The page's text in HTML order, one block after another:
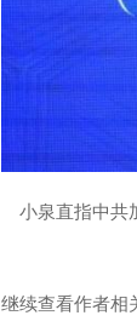
小泉直指中共
继续查看作者相